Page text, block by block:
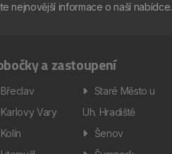
nejnovější informace o naší nabídce.
a zastoupení
Břeclav
Karlovy Vary
Kolín
Staré Město u
Uh. Hradiště
Šenov